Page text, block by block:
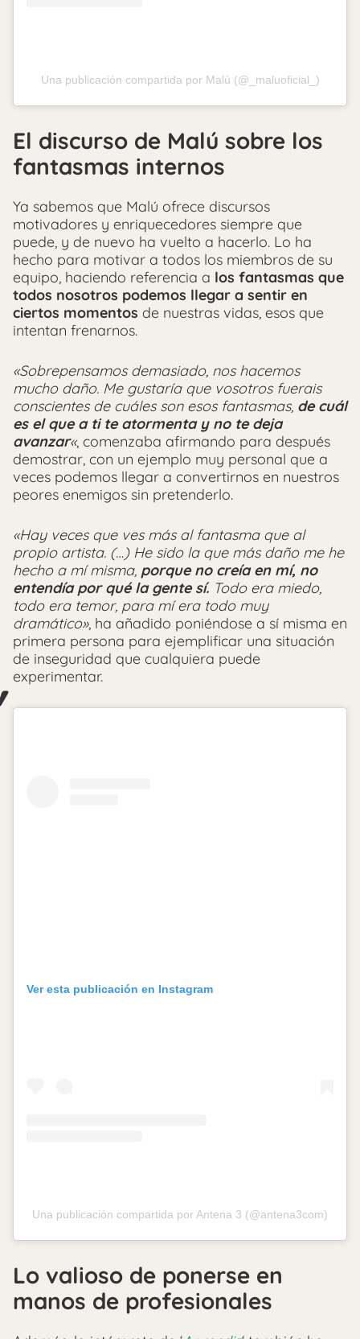
Una publicación compartida por Malú (@_maluoficial_)
El discurso de Malú sobre los
fantasmas internos
Ya sabemos que Malú ofrece discursos
motivadores y enriquecedores siempre que
puede, y de nuevo ha vuelto a hacerlo. Lo ha
hecho para motivar a todos los miembros de su
equipo, haciendo referencia a los fantasmas que
todos nosotros podemos llegar a sentir en
ciertos momentos de nuestras vidas, esos que
intentan frenarnos.
«Sobrepensamos demasiado, nos hacemos
mucho daño. Me gustaría que vosotros fuerais
conscientes de cuáles son esos fantasmas, de cuál
es el que a ti te atormenta y no te deja
avanzar«, comenzaba afirmando para después
demostrar, con un ejemplo muy personal que a
veces podemos llegar a convertirnos en nuestros
peores enemigos sin pretenderlo.
«Hay veces que ves más al fantasma que al
propio artista. (…) He sido la que más daño me he
hecho a mí misma, porque no creía en mí, no
entendía por qué la gente sí. Todo era miedo,
todo era temor, para mí era todo muy
dramático», ha añadido poniéndose a sí misma en
primera persona para ejemplificar una situación
de inseguridad que cualquiera puede
experimentar.
Ver esta publicación en Instagram
Una publicación compartida por Antena 3 (@antena3com)
Lo valioso de ponerse en
manos de profesionales